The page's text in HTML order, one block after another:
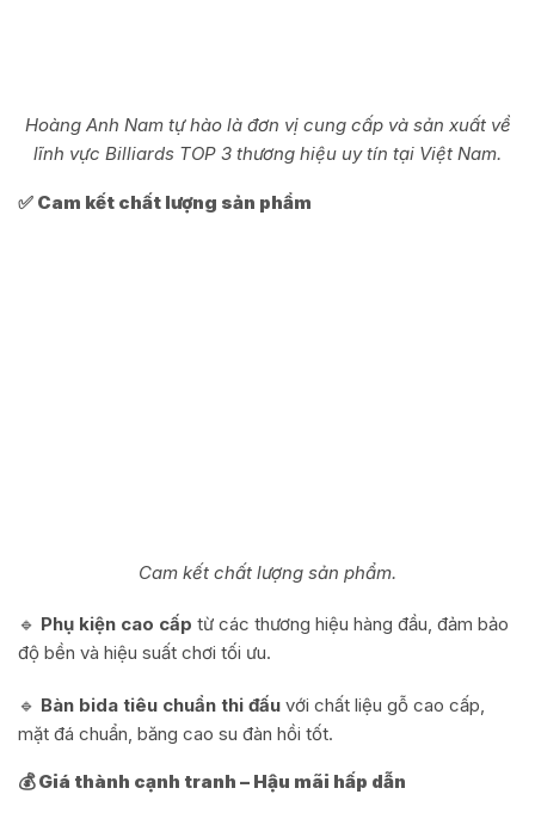
Hoàng Anh Nam tự hào là đơn vị cung cấp và sản xuất về
lĩnh vực Billiards TOP 3 thương hiệu uy tín tại Việt Nam.
✅ Cam kết chất lượng sản phẩm
Cam kết chất lượng sản phẩm.
🔹 Phụ kiện cao cấp từ các thương hiệu hàng đầu, đảm bảo
độ bền và hiệu suất chơi tối ưu.
🔹 Bàn bida tiêu chuẩn thi đấu với chất liệu gỗ cao cấp,
mặt đá chuẩn, băng cao su đàn hồi tốt.
💰 Giá thành cạnh tranh – Hậu mãi hấp dẫn